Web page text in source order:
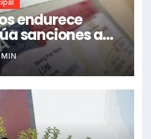
endurece
sanciones a
México